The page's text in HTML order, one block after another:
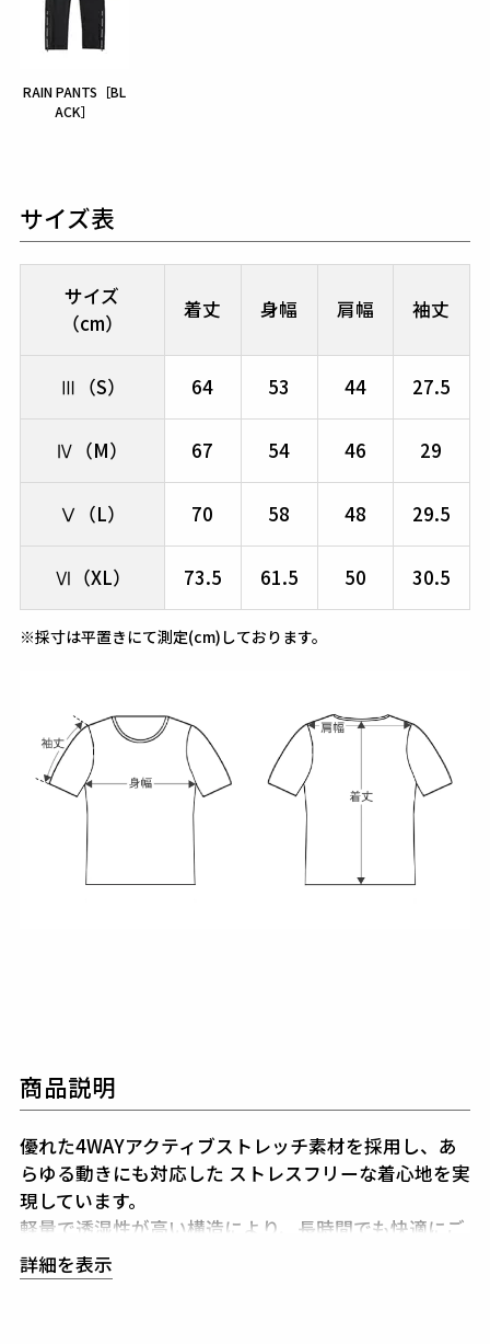
RAIN PANTS［BL
ACK］
サイズ表
サイズ
（cm）
着丈 身幅 肩幅 袖丈
Ⅲ（S） 64 53 44 27.5
Ⅳ（M） 67 54 46 29
Ⅴ（L） 70 58 48 29.5
Ⅵ（XL） 73.5 61.5 50 30.5
※採寸は平置きにて測定(cm)しております。
商品説明
優れた4WAYアクティブストレッチ素材を採用し、あ
らゆる動きにも対応した ストレスフリーな着心地を実
現しています。
軽量で透湿性が高い構造により、長時間でも快適にご
着用いただけます。
速乾性にも優れているため、暑い季節や汗をかく場
詳細を表示